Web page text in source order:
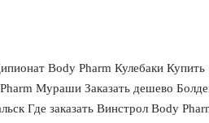
Body Pharm Кулебаки Купить
Мураши Заказать дешево
Где заказать Винстрол Body